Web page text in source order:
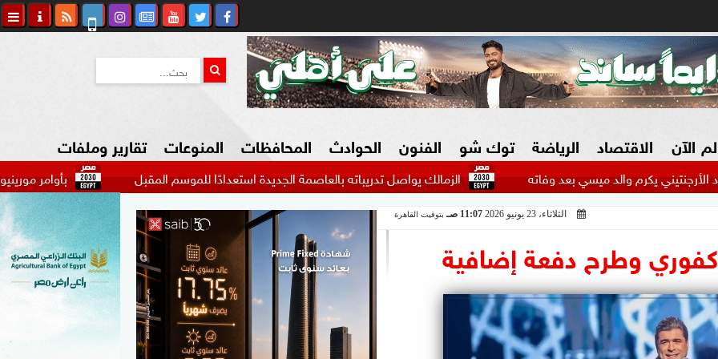
الآن الاقتصاد
الزراعة فى مصر
سوق العقارات
المسؤولية المجتمعية
الرياضة
بطولات عربية
بطولات أوروبية
بطولات عالمية
توك شو الفنون الحوادث
شكاوي المواطن
المحافظات المنوعات
السياحة في مصر
التكنولوجيا
المرأة والأسرة
السيارات
تقارير وملفات
بأوامر مورينيو.. ريال الزمالك يواصل تدريباته بالعاصمة الجديدة استعدادًا للموسم المقبل يكرم والد ميسي بعد وفاته
الثلاثاء، 23 يونيو 2026 11:07 صـ بتوقيت القاهرة
كفوري وطرح دفعة إضافية